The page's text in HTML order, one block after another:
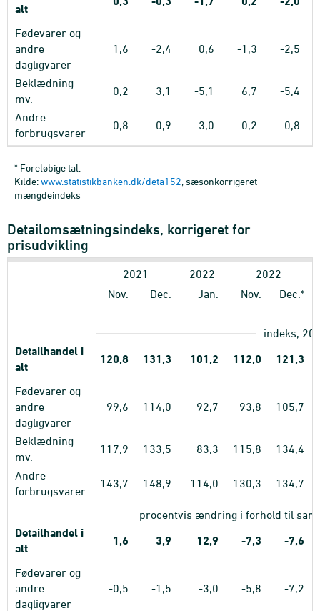
alt
Fødevarer og
andre
dagligvarer
1,6 -2,4 0,6 -1,3 -2,5
Beklædning
mv.
0,2 3,1 -5,1 6,7 -5,4
Andre
forbrugsvarer
-0,8 0,9 -3,0 0,2 -0,8
* Foreløbige tal.
Kilde:www.statistikbanken.dk/deta152 , sæsonkorrigeret
mængdeindeks
Detailomsætningsindeks, korrigeret for
prisudvikling
2021 2022
2022
Nov.
Dec. Jan. Nov. Dec.*
indeks,
Detailhandel i
alt
120,8 131,3 101,2 112,0 121,3
Fødevarer og
andre
dagligvarer
99,6 114,0 92,7 93,8 105,7
Beklædning
mv.
117,9 133,5 83,3 115,8 134,4
Andre
forbrugsvarer
143,7 148,9 114,0 130,3 134,7
procentvis ændring i forhold til
Detailhandel i
alt
1,6 3,9 12,9 -7,3 -7,6
Fødevarer og
andre
dagligvarer
-0,5 -1,5 -3,0 -5,8 -7,2